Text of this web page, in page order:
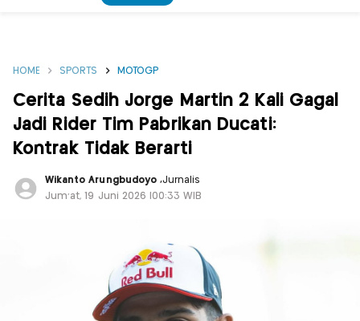
HOME SPORTS MOTOGP
Cerita Sedih Jorge Martin 2 Kali Gagal
Jadi Rider Tim Pabrikan Ducati:
Kontrak Tidak Berarti
Wikanto Arungbudoyo ,Jurnalis
Jum'at, 19 Juni 2026 |00:33 WIB